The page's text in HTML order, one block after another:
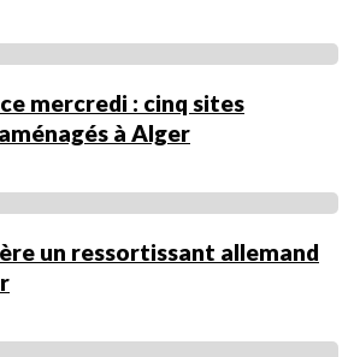
mercredi : cinq sites
à Alger
un ressortissant allemand